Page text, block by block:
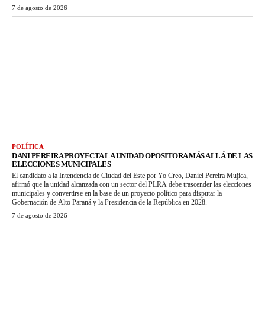
7 de agosto de 2026
POLÍTICA
DANI PEREIRA PROYECTA LA UNIDAD OPOSITORA MÁS ALLÁ DE LAS
ELECCIONES MUNICIPALES
El candidato a la Intendencia de Ciudad del Este por Yo Creo, Daniel Pereira Mujica,
afirmó que la unidad alcanzada con un sector del PLRA debe trascender las elecciones
municipales y convertirse en la base de un proyecto político para disputar la
Gobernación de Alto Paraná y la Presidencia de la República en 2028.
7 de agosto de 2026